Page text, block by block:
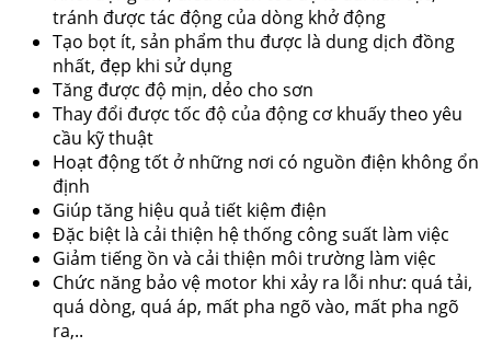
tránh được tác động của dòng khở động
Tạo bọt ít, sản phẩm thu được là dung dịch đồng
nhất, đẹp khi sử dụng
Tăng được độ mịn, dẻo cho sơn
Thay đổi được tốc độ của động cơ khuấy theo yêu
cầu kỹ thuật
Hoạt động tốt ở những nơi có nguồn điện không ổn
định
Giúp tăng hiệu quả tiết kiệm điện
Đặc biệt là cải thiện hệ thống công suất làm việc
Giảm tiếng ồn và cải thiện môi trường làm việc
Chức năng bảo vệ motor khi xảy ra lỗi như: quá tải,
quá dòng, quá áp, mất pha ngõ vào, mất pha ngõ
ra,..